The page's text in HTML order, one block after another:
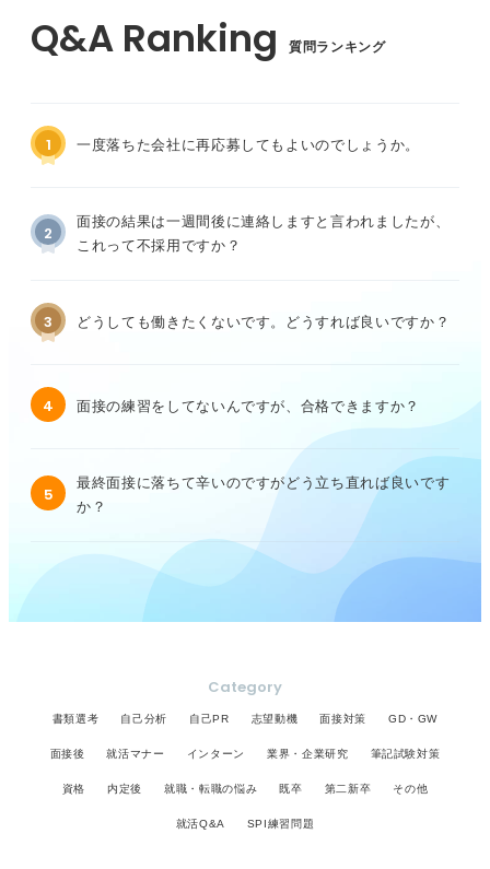
質問ランキング
1 一度落ちた会社に再応募してもよいのでしょうか。
2
面接の結果は一週間後に連絡しますと言われましたが、
これって不採用ですか？
3 どうしても働きたくないです。どうすれば良いですか？
4 面接の練習をしてないんですが、合格できますか？
5
最終面接に落ちて辛いのですがどう立ち直れば良いです
か？
Category
書類選考 自己分析 自己PR 志望動機 面接対策 GD・GW
面接後 就活マナー インターン 業界・企業研究 筆記試験対策
資格 内定後 就職・転職の悩み 既卒 第二新卒 その他
就活Q&A SPI練習問題